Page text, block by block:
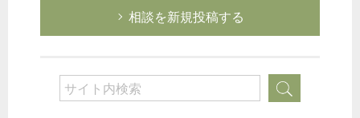
相談を新規投稿する